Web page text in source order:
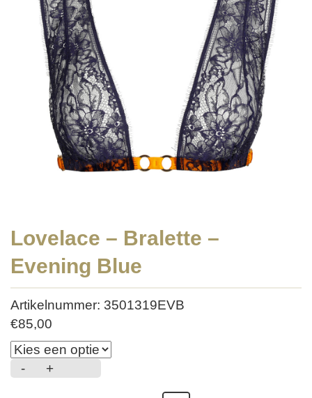
Lovelace – Bralette –
Evening Blue
Artikelnummer: 3501319EVB
€85,00
-
Lovelace
+